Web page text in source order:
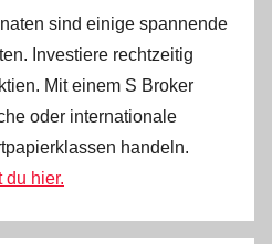
sind einige spannende
Investiere rechtzeitig
Mit einem S Broker
oder internationale
handeln.
du hier.